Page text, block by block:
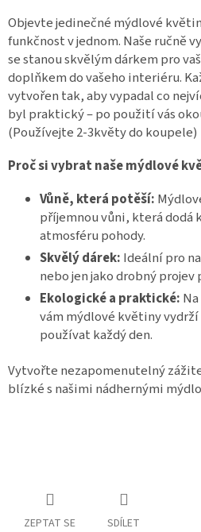
Objevte jedinečné mýdlové
funkčnost v jednom. Naše ručně
se stanou skvělým dárkem pro
doplňkem do vašeho interiéru.
vytvořen tak, aby vypadal co
byl praktický – po použití vás
(Používejte 2-3květy do koupele)
Proč si vybrat naše mýdlové
Vůně, která potěší:
příjemnou vůni, která dodá
atmosféru pohody.
Skvělý dárek: Ideální pro
nebo jen jako drobný projev
Ekologické a praktické:
vám mýdlové květiny
používat každý den.
Vytvořte nezapomenutelný
blízké s našimi nádhernými
ZEPTAT SE SDÍLET